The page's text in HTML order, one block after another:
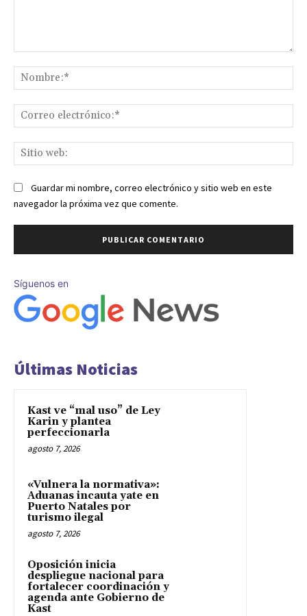
Guardar mi nombre, correo electrónico y sitio web en este
navegador la próxima vez que comente.
Síguenos en
Últimas Noticias
Kast ve “mal uso” de Ley
Karin y plantea
perfeccionarla
agosto 7, 2026
«Vulnera la normativa»:
Aduanas incauta yate en
Puerto Natales por
turismo ilegal
agosto 7, 2026
Oposición inicia
despliegue nacional para
fortalecer coordinación y
agenda ante Gobierno de
Kast